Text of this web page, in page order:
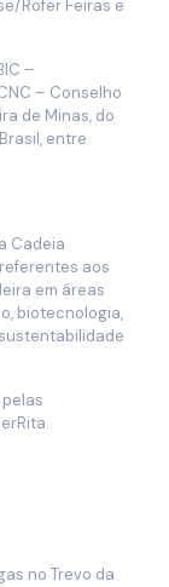
Rofer Feiras e
–
– Conselho
de Minas, do
entre
Cadeia
aos
em áreas
biotecnologia,
no Trevo da